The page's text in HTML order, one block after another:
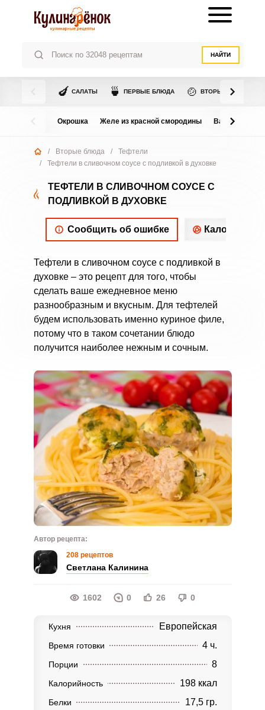
НАЙТИ
🍆 САЛАТЫ 🍵 ПЕРВЫЕ БЛЮДА 🍲 ВТОРЫЕ БЛЮДА
Окрошка Желе из красной смородины Варенье из
/ Вторые блюда /
Тефтели
/
Тефтели в сливочном соусе с подливкой в духовке
ТЕФТЕЛИ В СЛИВОЧНОМ СОУСЕ С
ПОДЛИВКОЙ В ДУХОВКЕ
Сообщить об ошибке
Тефтели в сливочном соусе с подливкой в
духовке – это рецепт для того, чтобы
сделать ваше ежедневное меню
разнообразным и вкусным. Для тефтелей
будем использовать именно куриное филе,
потому что в таком сочетании блюдо
получится наиболее нежным и сочным.
Автор рецепта:
208 рецептов
Светлана Калинина
1602 0 26 0
Кухня Европейская
Время готовки 4 ч.
Порции 8
Калорийность 198 ккал
Белки 17,5 гр.